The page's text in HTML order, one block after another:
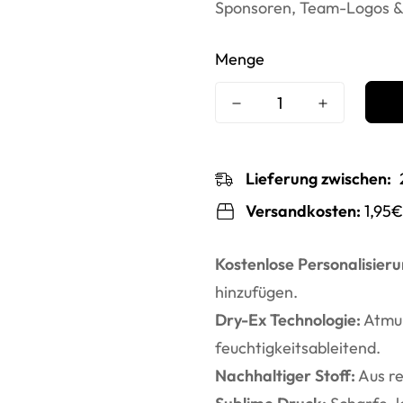
Sponsoren, Team-Logos
Menge
Lieferung zwischen:
Versandkosten:
Kostenlose
hinzufügen.
Dry-Ex Technologie:
feuchtigkeitsableitend.
Nachhaltiger Stoff:Aus